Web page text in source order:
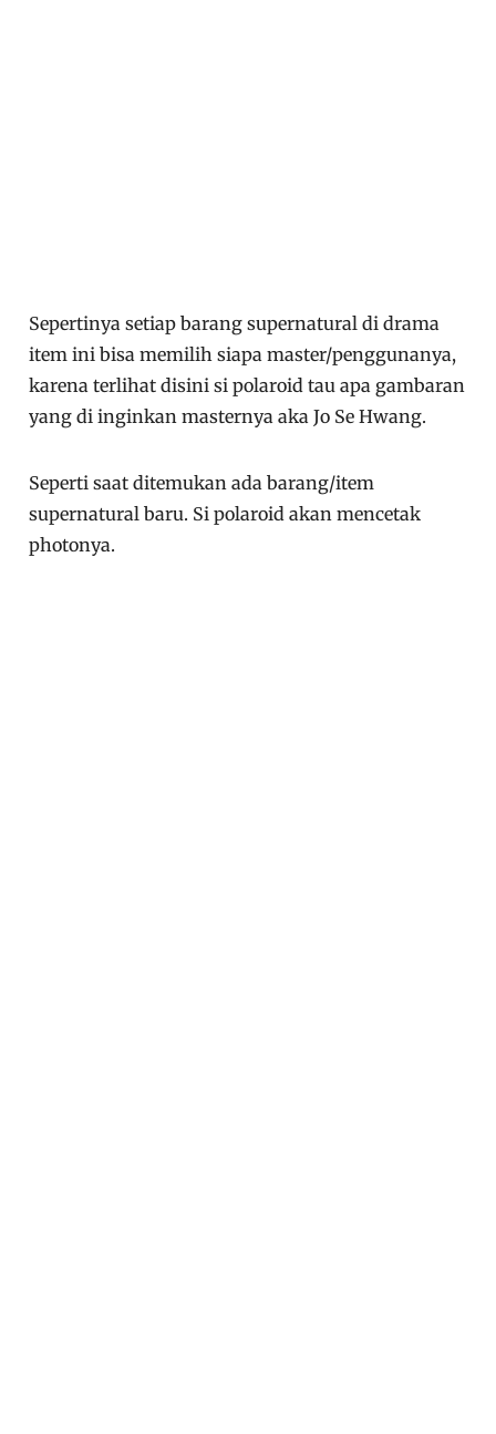
Sepertinya setiap barang supernatural di drama
item ini bisa memilih siapa master/penggunanya,
karena terlihat disini si polaroid tau apa gambaran
yang di inginkan masternya aka Jo Se Hwang.
Seperti saat ditemukan ada barang/item
supernatural baru. Si polaroid akan mencetak
photonya.